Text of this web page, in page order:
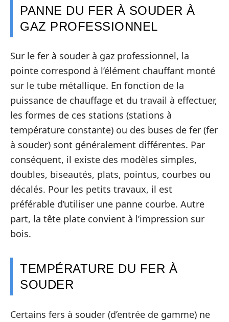
PANNE DU FER À SOUDER À
GAZ PROFESSIONNEL
Sur le fer à souder à gaz professionnel, la
pointe correspond à l’élément chauffant monté
sur le tube métallique. En fonction de la
puissance de chauffage et du travail à effectuer,
les formes de ces stations (stations à
température constante) ou des buses de fer (fer
à souder) sont généralement différentes. Par
conséquent, il existe des modèles simples,
doubles, biseautés, plats, pointus, courbes ou
décalés. Pour les petits travaux, il est
préférable d’utiliser une panne courbe. Autre
part, la tête plate convient à l’impression sur
bois.
TEMPÉRATURE DU FER À
SOUDER
Certains fers à souder (d’entrée de gamme) ne